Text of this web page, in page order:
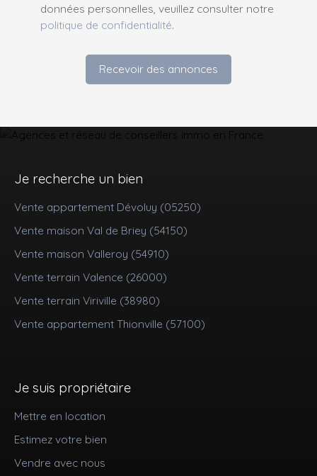
données personnelles, veuillez consulter notre
politique de confidentialité.
Recevoir des annonces
Je recherche un bien
Vente appartement Dévoluy (05250)
Vente maison Val de Briey (54150)
Vente maison Valleroy (54910)
Vente terrain Valence (26000)
Vente terrain Viriville (38980)
Vente appartement Thionville (57100)
Je suis propriétaire
Mettre en location
Estimez votre bien
Vendre avec nous